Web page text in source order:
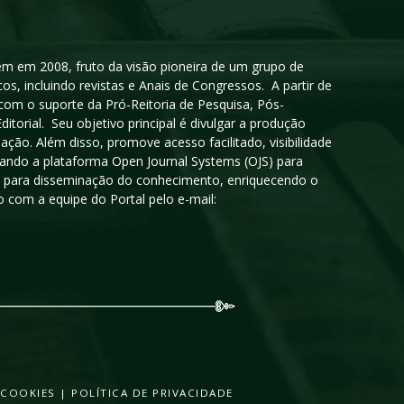
em 2008, fruto da visão pioneira de um grupo de
incluindo revistas e Anais de Congressos. A partir de
o suporte da Pró-Reitoria de Pesquisa, Pós-
Seu objetivo principal é divulgar a produção
Além disso, promove acesso facilitado, visibilidade
a plataforma Open Journal Systems (OJS) para
disseminação do conhecimento, enriquecendo o
a equipe do Portal pelo e-mail:
| POLÍTICA DE PRIVACIDADE